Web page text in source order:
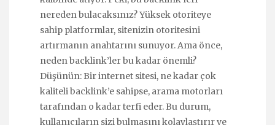
nereden bulacaksınız? Yüksek otoriteye
sahip platformlar, sitenizin otoritesini
artırmanın anahtarını sunuyor. Ama önce,
neden backlink’ler bu kadar önemli?
Düşünün: Bir internet sitesi, ne kadar çok
kaliteli backlink’e sahipse, arama motorları
tarafından o kadar terfi eder. Bu durum,
kullanıcıların sizi bulmasını kolaylaştırır ve